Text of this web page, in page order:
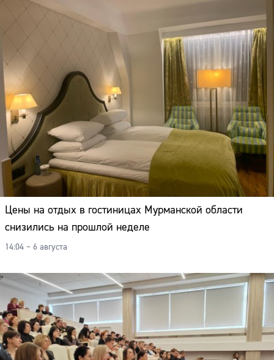
Цены на отдых в гостиницах Мурманской области
снизились на прошлой неделе
14:04 – 6 августа